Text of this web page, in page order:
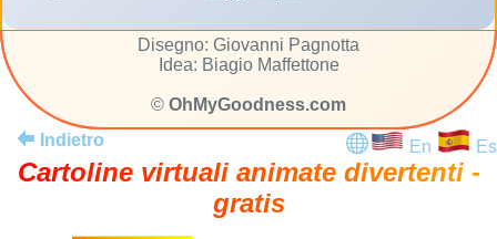
Disegno: Giovanni Pagnotta
Idea: Biagio Maffettone
© OhMyGoodness.com
Indietro
En Es
Cartoline virtuali animate divertenti -
gratis